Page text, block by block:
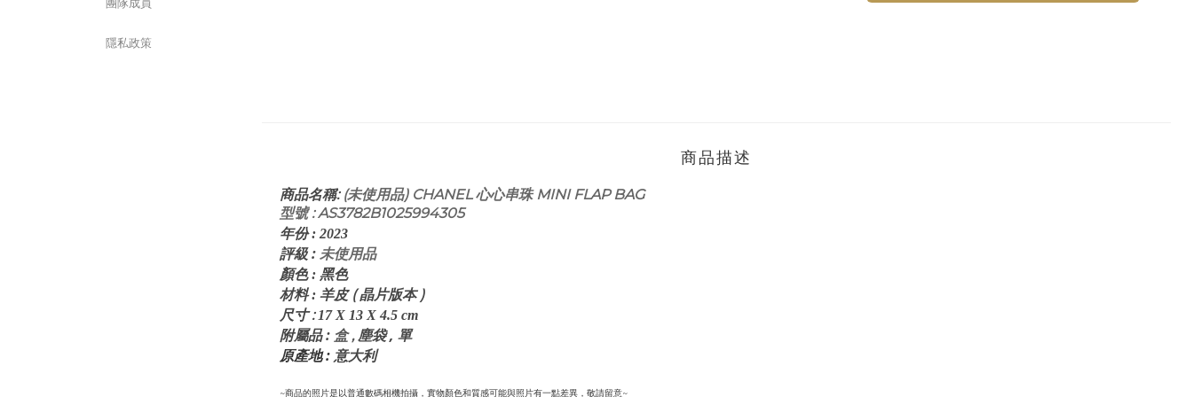
隱私政策
商品描述
商品名稱: (未使用品) CHANEL 心心串珠 MINI FLAP BAG
型號 : AS3782B1025994305
年份: 2023
評級: 未使用品
顏色: 黑色
材料: 羊皮 ( 晶片版本 )
尺寸: 17 X 13 X 4.5 cm
附屬品: 盒,塵袋 , 單
原產地 : 意大利
~商品的照片是以普通數碼相機拍攝，實物顏色和質感可能與照片有一點差異，敬請留意~